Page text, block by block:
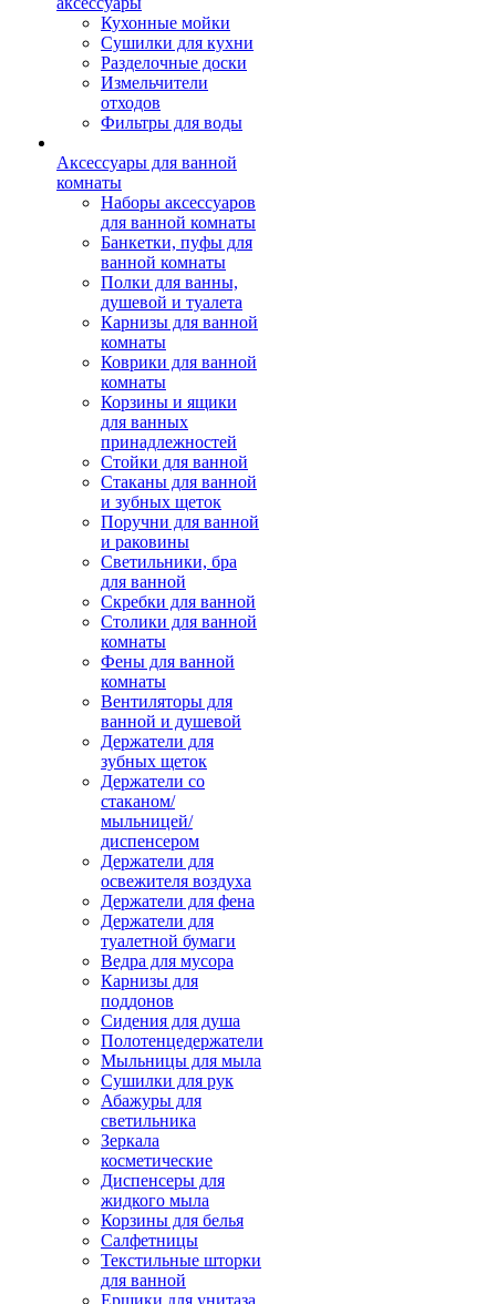
Кухонные мойки
Сушилки для кухни
Разделочные доски
Измельчители
отходов
Фильтры для воды
Аксессуары для ванной
комнаты
Наборы аксессуаров
для ванной комнаты
Банкетки, пуфы для
ванной комнаты
Полки для ванны,
душевой и туалета
Карнизы для ванной
комнаты
Коврики для ванной
комнаты
Корзины и ящики
для ванных
принадлежностей
Стойки для ванной
Стаканы для ванной
и зубных щеток
Поручни для ванной
и раковины
Светильники, бра
для ванной
Скребки для ванной
Столики для ванной
комнаты
Фены для ванной
комнаты
Вентиляторы для
ванной и душевой
Держатели для
зубных щеток
Держатели со
стаканом/
мыльницей/
диспенсером
Держатели для
освежителя воздуха
Держатели для фена
Держатели для
туалетной бумаги
Ведра для мусора
Карнизы для
поддонов
Сидения для душа
Полотенцедержатели
Мыльницы для мыла
Сушилки для рук
Абажуры для
светильника
Зеркала
косметические
Диспенсеры для
жидкого мыла
Корзины для белья
Салфетницы
Текстильные шторки
для ванной
Ершики для унитаза